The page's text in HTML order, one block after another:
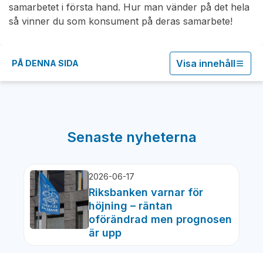
samarbetet i första hand. Hur man vänder på det hela
så vinner du som konsument på deras samarbete!
PÅ DENNA SIDA Visa innehåll
Senaste nyheterna
2026-06-17
Riksbanken varnar för
höjning – räntan
oförändrad men prognosen
är upp